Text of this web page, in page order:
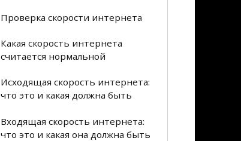
Проверка скорости интернета
Какая скорость интернета
считается нормальной
Исходящая скорость интернета:
что это и какая должна быть
Входящая скорость интернета:
что это и какая она должна быть